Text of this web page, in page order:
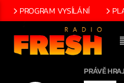
PROGRAM VYSÍLÁNÍ
PRÁVĚ